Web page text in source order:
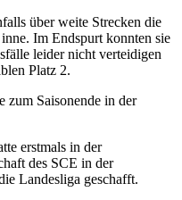
über weite Strecken die
Im Endspurt konnten sie
leider nicht verteidigen
Platz 2.
zum Saisonende in der
erstmals in der
des SCE in der
Landesliga geschafft.